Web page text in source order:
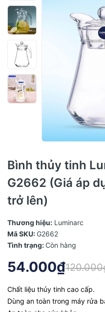
Bình thủy tinh
G2662 (Giá áp
trở lên)
Thương hiệu: Luminarc
Mã SKU: G2662
Tình trạng: Còn hàng
54.000₫
Chất liệu thủy tinh cao cấp.
Dùng an toàn trong máy rửa